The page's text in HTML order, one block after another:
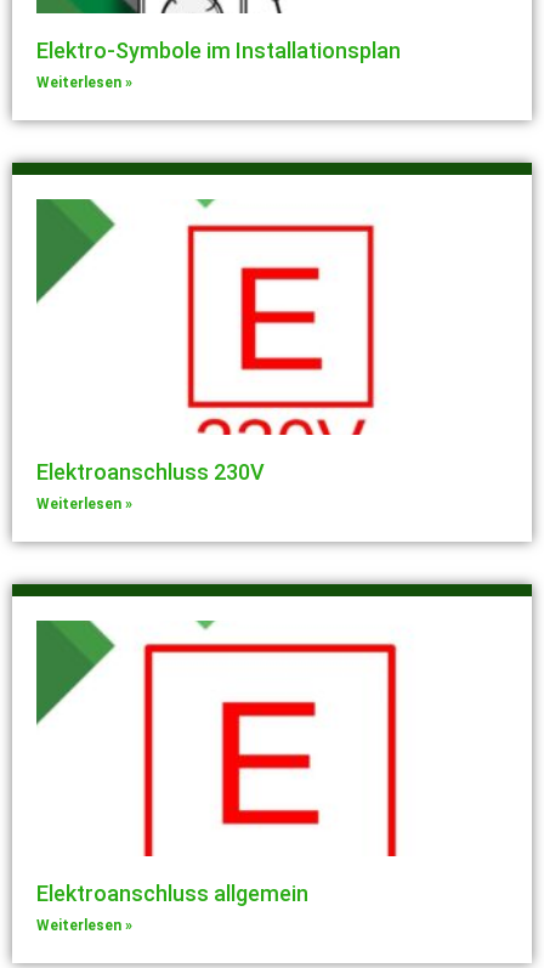
Elektro-Symbole im Installationsplan
Weiterlesen »
Elektroanschluss 230V
Weiterlesen »
Elektroanschluss allgemein
Weiterlesen »